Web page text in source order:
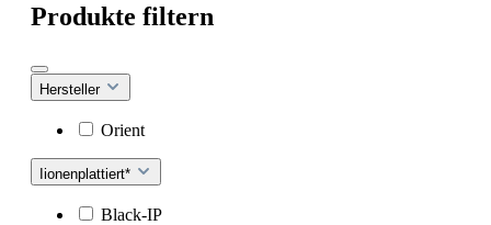
Produkte filtern
Hersteller
Orient
Iionenplattiert*
Black-IP